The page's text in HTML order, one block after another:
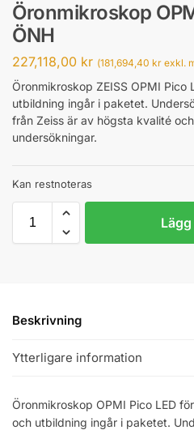
Öronmikroskop
ÖNH
227,118,00 kr (181,694,40 kr exkl.
Öronmikroskop ZEISS OPMI Pico
utbildning ingår i paketet.
från Zeiss är av högsta kvalité
undersökningar.
Kan restnoteras
Beskrivning
Ytterligare information
Öronmikroskop OPMI Pico LED
och utbildning ingår i paketet.